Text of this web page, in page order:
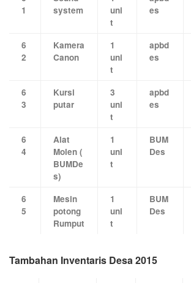
1
system
uni
t
es
6
2
Kamera
Canon
1
uni
t
apbd
es
6
3
Kursi
putar
3
uni
t
apbd
es
6
4
Alat
Molen (
BUMDe
s)
1
uni
t
BUM
Des
6
5
Mesin
potong
Rumput
1
uni
t
BUM
Des
Tambahan Inventaris Desa 2015